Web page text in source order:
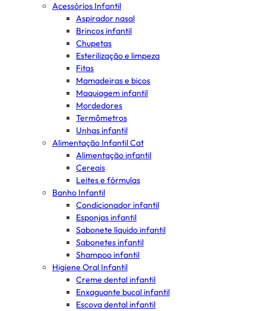
Acessórios Infantil
Aspirador nasal
Brincos infantil
Chupetas
Esterilização e limpeza
Fitas
Mamadeiras e bicos
Maquiagem infantil
Mordedores
Termômetros
Unhas infantil
Alimentação Infantil Cat
Alimentação infantil
Cereais
Leites e fórmulas
Banho Infantil
Condicionador infantil
Esponjas infantil
Sabonete líquido infantil
Sabonetes infantil
Shampoo infantil
Higiene Oral Infantil
Creme dental infantil
Enxaguante bucal infantil
Escova dental infantil